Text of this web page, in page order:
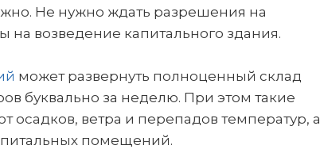
Не нужно ждать разрешения на
возведение капитального здания.
может развернуть полноценный склад
буквально за неделю. При этом такие
ветра и перепадов температур, а
помещений.